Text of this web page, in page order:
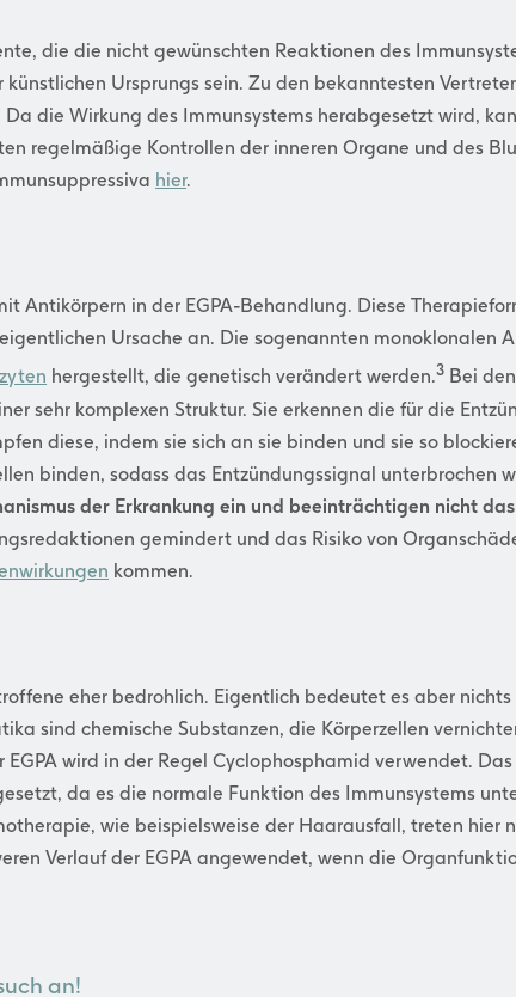
die die nicht gewünschten Reaktionen des
Ursprungs sein. Zu den bekanntesten
die Wirkung des Immunsystems herabgesetzt wird,
regelmäßige Kontrollen der inneren Organe und des
hier.
Antikörpern in der EGPA-Behandlung. Diese
Ursache an. Die sogenannten monoklonalen
hergestellt, die genetisch verändert werden.3 Bei den
sehr komplexen Struktur. Sie erkennen die für die
diese, indem sie sich an sie binden und sie so
binden, sodass das Entzündungssignal unterbrochen
der Erkrankung ein und beeinträchtigen nicht
gemindert und das Risiko von
kommen.
eher bedrohlich. Eigentlich bedeutet es aber nichts
sind chemische Substanzen, die Körperzellen
wird in der Regel Cyclophosphamid verwendet. Das
da es die normale Funktion des Immunsystems
wie beispielsweise der Haarausfall, treten hier
Verlauf der EGPA angewendet, wenn die
an!